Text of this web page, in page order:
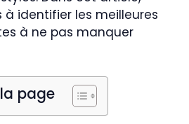
à identifier les meilleures
à ne pas manquer
page